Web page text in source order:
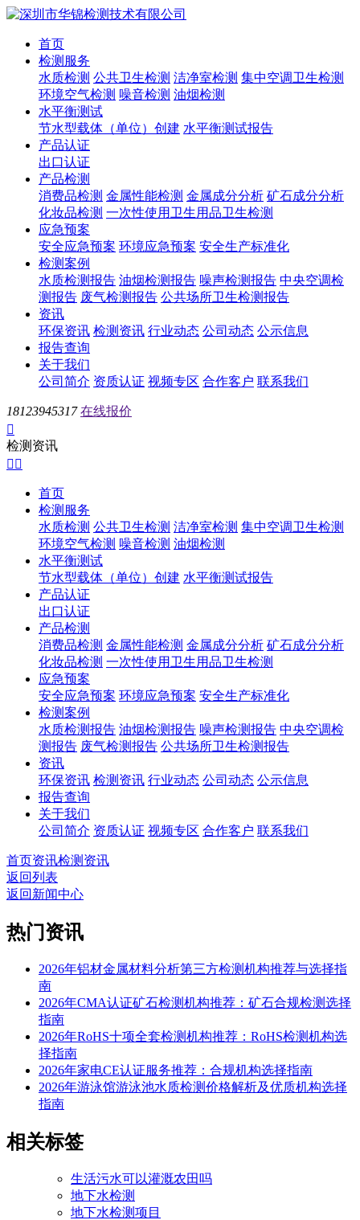
首页
检测服务
水质检测 公共卫生检测 洁净室检测 集中空调卫生检测
环境空气检测 噪音检测 油烟检测
水平衡测试
节水型载体（单位）创建 水平衡测试报告
产品认证
出口认证
产品检测
消费品检测 金属性能检测 金属成分分析 矿石成分分析
化妆品检测 一次性使用卫生用品卫生检测
应急预案
安全应急预案 环境应急预案 安全生产标准化
检测案例
水质检测报告 油烟检测报告 噪声检测报告 中央空调检
测报告 废气检测报告 公共场所卫生检测报告
资讯
环保资讯 检测资讯 行业动态 公司动态 公示信息
报告查询
关于我们
公司简介 资质认证 视频专区 合作客户 联系我们
18123945317 在线报价

检测资讯
 
首页
检测服务
水质检测 公共卫生检测 洁净室检测 集中空调卫生检测
环境空气检测 噪音检测 油烟检测
水平衡测试
节水型载体（单位）创建 水平衡测试报告
产品认证
出口认证
产品检测
消费品检测 金属性能检测 金属成分分析 矿石成分分析
化妆品检测 一次性使用卫生用品卫生检测
应急预案
安全应急预案 环境应急预案 安全生产标准化
检测案例
水质检测报告 油烟检测报告 噪声检测报告 中央空调检
测报告 废气检测报告 公共场所卫生检测报告
资讯
环保资讯 检测资讯 行业动态 公司动态 公示信息
报告查询
关于我们
公司简介 资质认证 视频专区 合作客户 联系我们
首页资讯检测资讯
返回列表
返回新闻中心
热门资讯
2026年铝材金属材料分析第三方检测机构推荐与选择指
南
2026年CMA认证矿石检测机构推荐：矿石合规检测选择
指南
2026年RoHS十项全套检测机构推荐：RoHS检测机构选
择指南
2026年家电CE认证服务推荐：合规机构选择指南
2026年游泳馆游泳池水质检测价格解析及优质机构选择
指南
相关标签
生活污水可以灌溉农田吗
地下水检测
地下水检测项目